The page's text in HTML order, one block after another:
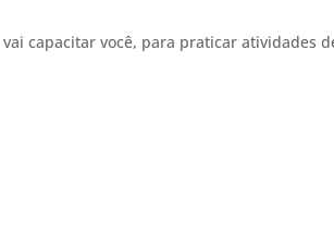
vai capacitar você, para praticar atividades